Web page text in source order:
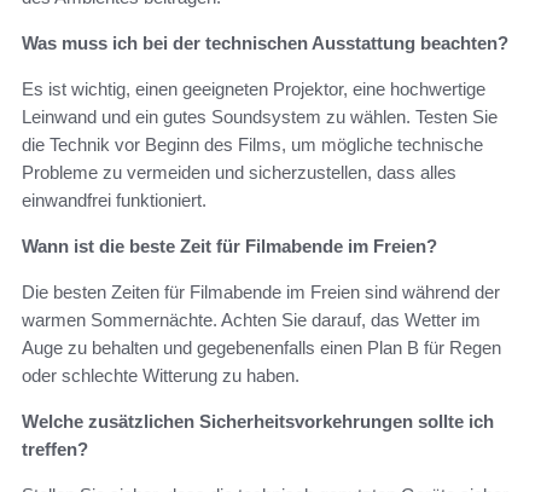
Was muss ich bei der technischen Ausstattung beachten?
Es ist wichtig, einen geeigneten Projektor, eine hochwertige
Leinwand und ein gutes Soundsystem zu wählen. Testen Sie
die Technik vor Beginn des Films, um mögliche technische
Probleme zu vermeiden und sicherzustellen, dass alles
einwandfrei funktioniert.
Wann ist die beste Zeit für Filmabende im Freien?
Die besten Zeiten für Filmabende im Freien sind während der
warmen Sommernächte. Achten Sie darauf, das Wetter im
Auge zu behalten und gegebenenfalls einen Plan B für Regen
oder schlechte Witterung zu haben.
Welche zusätzlichen Sicherheitsvorkehrungen sollte ich
treffen?